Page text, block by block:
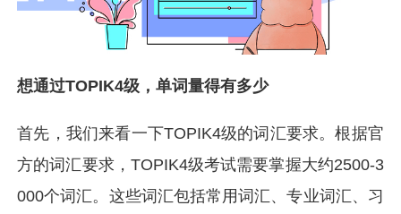
想通过TOPIK4级，单词量得有多少
首先，我们来看一下TOPIK4级的词汇要求。根据官
方的词汇要求，TOPIK4级考试需要掌握大约2500-3
000个词汇。这些词汇包括常用词汇、专业词汇、习